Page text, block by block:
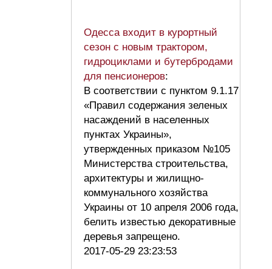
Одесса входит в курортный
сезон с новым трактором,
гидроциклами и бутербродами
для пенсионеров:
В соответствии с пунктом 9.1.17
«Правил содержания зеленых
насаждений в населенных
пунктах Украины»,
утвержденных приказом №105
Министерства строительства,
архитектуры и жилищно-
коммунального хозяйства
Украины от 10 апреля 2006 года,
белить известью декоративные
деревья запрещено.
2017-05-29 23:23:53